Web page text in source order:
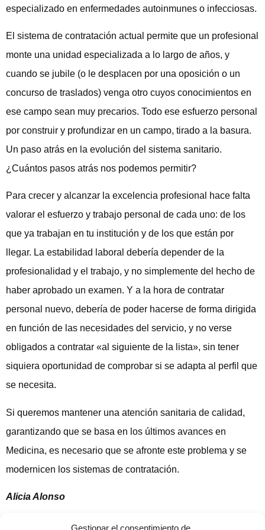
Gestionar el consentimiento de
especializado en enfermedades autoinmunes o infecciosas.
El sistema de contratación actual permite que un profesional
monte una unidad especializada a lo largo de años, y
cuando se jubile (o le desplacen por una oposición o un
concurso de traslados) venga otro cuyos conocimientos en
ese campo sean muy precarios. Todo ese esfuerzo personal
por construir y profundizar en un campo, tirado a la basura.
Un paso atrás en la evolución del sistema sanitario.
¿Cuántos pasos atrás nos podemos permitir?
Para crecer y alcanzar la excelencia profesional hace falta
valorar el esfuerzo y trabajo personal de cada uno: de los
que ya trabajan en tu institución y de los que están por
llegar. La estabilidad laboral debería depender de la
profesionalidad y el trabajo, y no simplemente del hecho de
haber aprobado un examen. Y a la hora de contratar
personal nuevo, debería de poder hacerse de forma dirigida
en función de las necesidades del servicio, y no verse
obligados a contratar «al siguiente de la lista», sin tener
siquiera oportunidad de comprobar si se adapta al perfil que
se necesita.
Si queremos mantener una atención sanitaria de calidad,
garantizando que se basa en los últimos avances en
Medicina, es necesario que se afronte este problema y se
modernicen los sistemas de contratación.
Alicia Alonso
Publicado en Salud a Diario